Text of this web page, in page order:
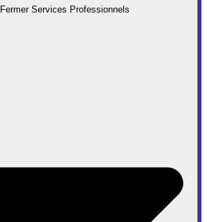
Fermer Services Professionnels